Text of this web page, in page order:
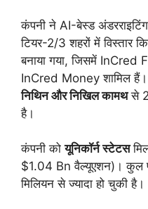
कंपनी ने AI-बेस्ड
टियर-2/3 शहरों में विस्तार
बनाया गया, जिसमें
InCred Money शामिल
निथिन और निखिल कामथसे
है।
कंपनी कोयूनिकॉर्न स्टेटस
$1.04 Bn वैल्यूएशन)।
मिलियन से ज्यादा हो चुकी है।